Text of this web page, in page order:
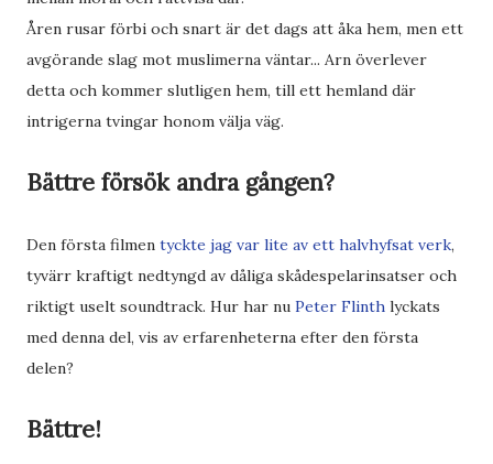
Åren rusar förbi och snart är det dags att åka hem, men ett
avgörande slag mot muslimerna väntar... Arn överlever
detta och kommer slutligen hem, till ett hemland där
intrigerna tvingar honom välja väg.
Bättre försök andra gången?
Den första filmen tyckte jag var lite av ett halvhyfsat verk,
tyvärr kraftigt nedtyngd av dåliga skådespelarinsatser och
riktigt uselt soundtrack. Hur har nu Peter Flinth lyckats
med denna del, vis av erfarenheterna efter den första
delen?
Bättre!